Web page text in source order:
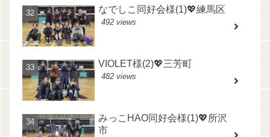
なでしこ同好会様(1)💖練馬区
492 views
VIOLET様(2)💖三芳町
482 views
みっこHAO同好会様(1)💖所沢
市